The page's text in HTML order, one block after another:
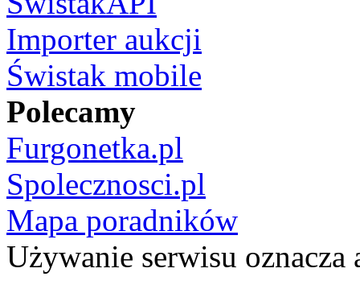
Importer aukcji
Świstak mobile
Polecamy
Furgonetka.pl
Spolecznosci.pl
Mapa poradników
Używanie serwisu oznacza